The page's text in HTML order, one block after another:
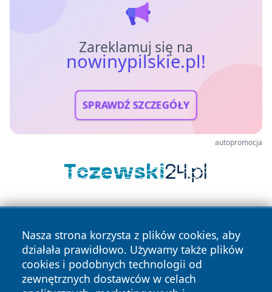
Zareklamuj się na
nowinypilskie.pl!
SPRAWDŹ SZCZEGÓŁY
autopromocja
Nasza strona korzysta z plików cookies, aby
działała prawidłowo. Używamy także plików
cookies i podobnych technologii od
zewnętrznych dostawców w celach
Copyright © 2026 nowinypilskie.pl Wszystkie prawa